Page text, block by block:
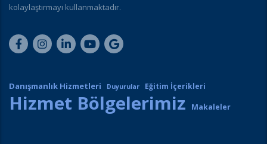
kolaylaştırmayı kullanmaktadır.
Danışmanlık Hizmetleri Duyurular Eğitim İçerikleri
Hizmet Bölgelerimiz Makaleler